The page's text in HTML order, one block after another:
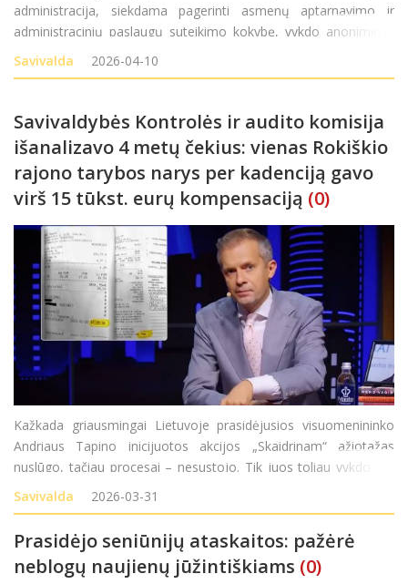
administracija, siekdama pagerinti asmenų aptarnavimo ir
administracinių paslaugų suteikimo kokybę, vykdo anonimines
asmenų apklausas. Kviečiame pareikšti savo nuomonę užpildant
anketas internete, tiesiogiai atvykus į Roki&s
Savivalda 2026-04-10
Savivaldybės Kontrolės ir audito komisija
išanalizavo 4 metų čekius: vienas Rokiškio
rajono tarybos narys per kadenciją gavo
virš 15 tūkst. eurų kompensaciją (0)
Kažkada griausmingai Lietuvoje prasidėjusios visuomenininko
Andriaus Tapino inicijuotos akcijos „Skaidrinam“ ažiotažas
nuslūgo, tačiau procesai – nesustojo. Tik juos toliau vykdo jau
nebe žurnalisto komanda, o – teisėsaugos pareigūnai. Pastarieji
iš esmės domėjosi ir R
Savivalda 2026-03-31
Prasidėjo seniūnijų ataskaitos: pažėrė
neblogų naujienų jūžintiškiams (0)